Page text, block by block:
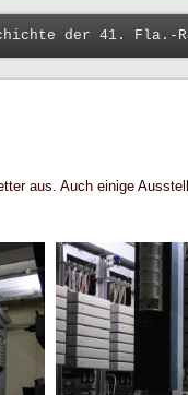
der 41. Fla.-
aus. Auch einige